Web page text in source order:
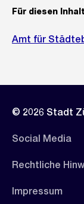
Für diesen
Amt für
© 2026 Stadt
Social Media
Rechtliche
Impressum